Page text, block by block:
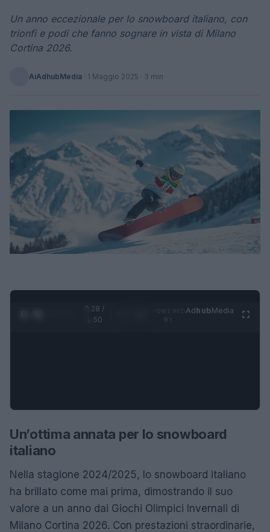
Un anno eccezionale per lo snowboard italiano, con
trionfi e podi che fanno sognare in vista di Milano
Cortina 2026.
AiAdhubMedia · 1 Maggio 2025 · 3 min
0:29 /
1:50
AdhubMedia
Un’ottima annata per lo snowboard
italiano
Nella stagione 2024/2025, lo snowboard italiano
ha brillato come mai prima, dimostrando il suo
valore a un anno dai Giochi Olimpici Invernali di
Milano Cortina 2026. Con prestazioni straordinarie,